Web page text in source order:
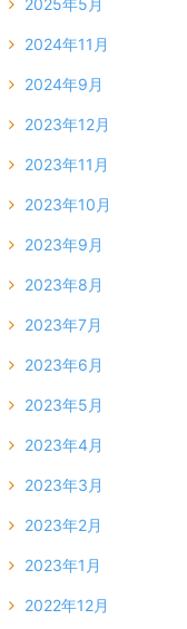
2025年5月
2024年11月
2024年9月
2023年12月
2023年11月
2023年10月
2023年9月
2023年8月
2023年7月
2023年6月
2023年5月
2023年4月
2023年3月
2023年2月
2023年1月
2022年12月